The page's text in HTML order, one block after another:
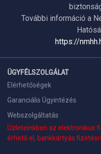
További információ a
https://
ÜGYFÉLSZOLGÁLAT
Elérhetőségek
Garanciális Ügyintézés
Webszolgáltatás
Üzleteinkben az elektronikus
érhető el, bankkártyás